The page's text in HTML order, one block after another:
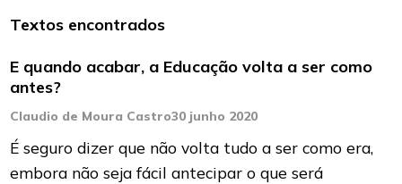
Textos encontrados
E quando acabar, a Educação volta a ser como
antes?
Claudio de Moura Castro30 junho 2020
É seguro dizer que não volta tudo a ser como era,
embora não seja fácil antecipar o que será